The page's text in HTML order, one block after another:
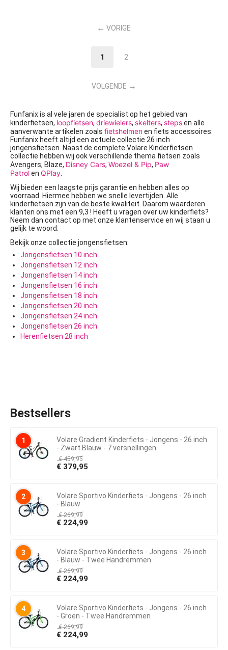
VORIGE
1 2
VOLGENDE
Funfanix is al vele jaren de specialist op het gebied van
kinderfietsen, loopfietsen, driewielers, skelters, stepsen alle
aanverwante artikelen zoals fietshelmenen fiets accessoires.
Funfanix heeft altijd een actuele collectie 26 inch
jongensfietsen. Naast de complete Volare Kinderfietsen
collectie hebben wij ook verschillende thema fietsen zoals
Avengers, Blaze, Disney Cars, Woezel & Pip, Paw
Patrolen QPlay
Wij bieden een laagste prijs garantie en hebben alles op
voorraad. Hiermee hebben we snelle levertijden. Alle
kinderfietsen zijn van de beste kwaliteit. Daarom waarderen
klanten ons met een 9,3 ! Heeft u vragen over uw kinderfiets?
Neem dan contact op met onze klantenservice en wij staan u
gelijk te woord.
Bekijk onze collectie jongensfietsen:
Jongensfietsen 10 inch
Jongensfietsen 12 inch
Jongensfietsen 14 inch
Jongensfietsen 16 inch
Jongensfietsen 18 inch
Jongensfietsen 20 inch
Jongensfietsen 24 inch
Jongensfietsen 26 inch
Herenfietsen 28 inch
Bestsellers
1
Volare Gradient Kinderfiets - Jongens - 26 inch
- Zwart Blauw - 7 versnellingen
€459,95
€ 379,95
2
Volare Sportivo Kinderfiets - Jongens - 26 inch
- Blauw
€269,99
€ 224,99
3
Volare Sportivo Kinderfiets - Jongens - 26 inch
- Blauw - Twee Handremmen
€269,99
€ 224,99
4
Volare Sportivo Kinderfiets - Jongens - 26 inch
- Groen - Twee Handremmen
€269,99
€ 224,99